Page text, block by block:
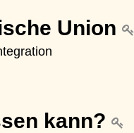
Union
kann?